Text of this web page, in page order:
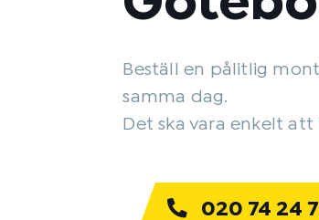
Beställ en pålitlig
samma dag.
Det ska vara enkelt att
020 74 24